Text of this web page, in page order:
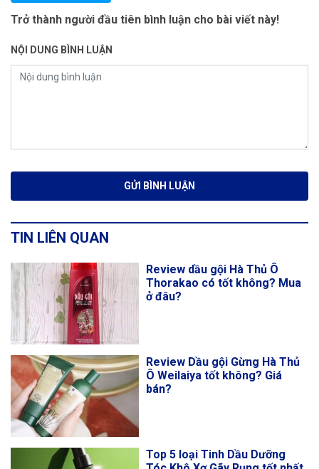
Trở thành người đầu tiên bình luận cho bài viết này!
NỘI DUNG BÌNH LUẬN
TIN LIÊN QUAN
Review dầu gội Hà Thủ Ô
Thorakao có tốt không? Mua
ở đâu?
Review Dầu gội Gừng Hà Thủ
Ô Weilaiya tốt không? Giá
bán?
Top 5 loại Tinh Dầu Dưỡng